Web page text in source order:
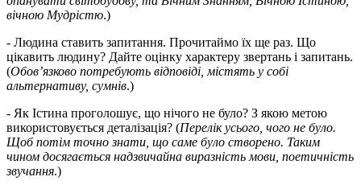
вічною Мудрістю.)
- Людина ставить запитання. Прочитаймо їх ще раз. Що
цікавить людину? Дайте оцінку характеру звертань і запитань.
(Обов’язково потребують відповіді, містять у собі
альтернативу, сумнів.)
- Як Істина проголошує, що нічого не було? З якою метою
використовується деталізація? (Перелік усього, чого не було.
Щоб потім точно знати, що саме було створено. Таким
чином досягається надзвичайна виразність мови, поетичність
звучання.)